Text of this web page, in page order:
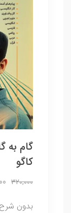
گام به
کاگو
320,000
بدون